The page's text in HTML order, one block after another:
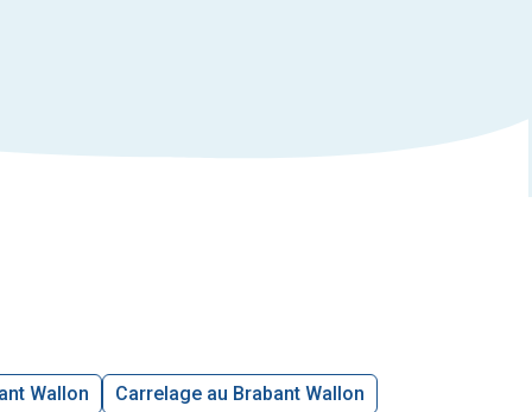
Wallon
Carrelage au Brabant Wallon